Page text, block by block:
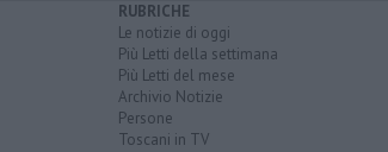
RUBRICHE
Le notizie di oggi
Più Letti della settimana
Più Letti del mese
Archivio Notizie
Persone
Toscani in TV